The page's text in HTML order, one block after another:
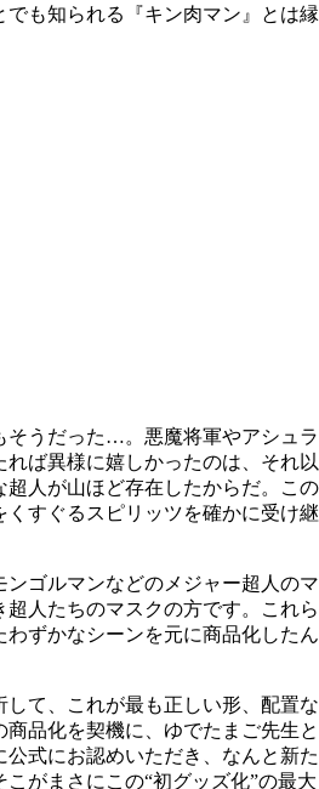
でも知られる『キン肉マン』とは縁
そうだった…。悪魔将軍やアシュラ
ば異様に嬉しかったのは、それ以
人が山ほど存在したからだ。この
すぐるスピリッツを確かに受け継
ンゴルマンなどのメジャー超人のマ
超人たちのマスクの方です。これら
ずかなシーンを元に商品化したん
て、これが最も正しい形、配置な
品化を契機に、ゆでたまご先生と
式にお認めいただき、なんと新た
がまさにこの“初グッズ化”の最大